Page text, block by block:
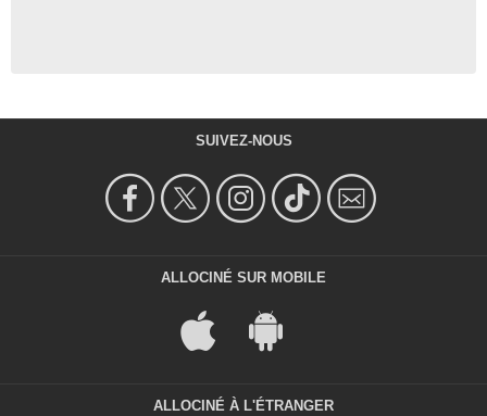
SUIVEZ-NOUS
ALLOCINÉ SUR MOBILE
ALLOCINÉ À L'ÉTRANGER